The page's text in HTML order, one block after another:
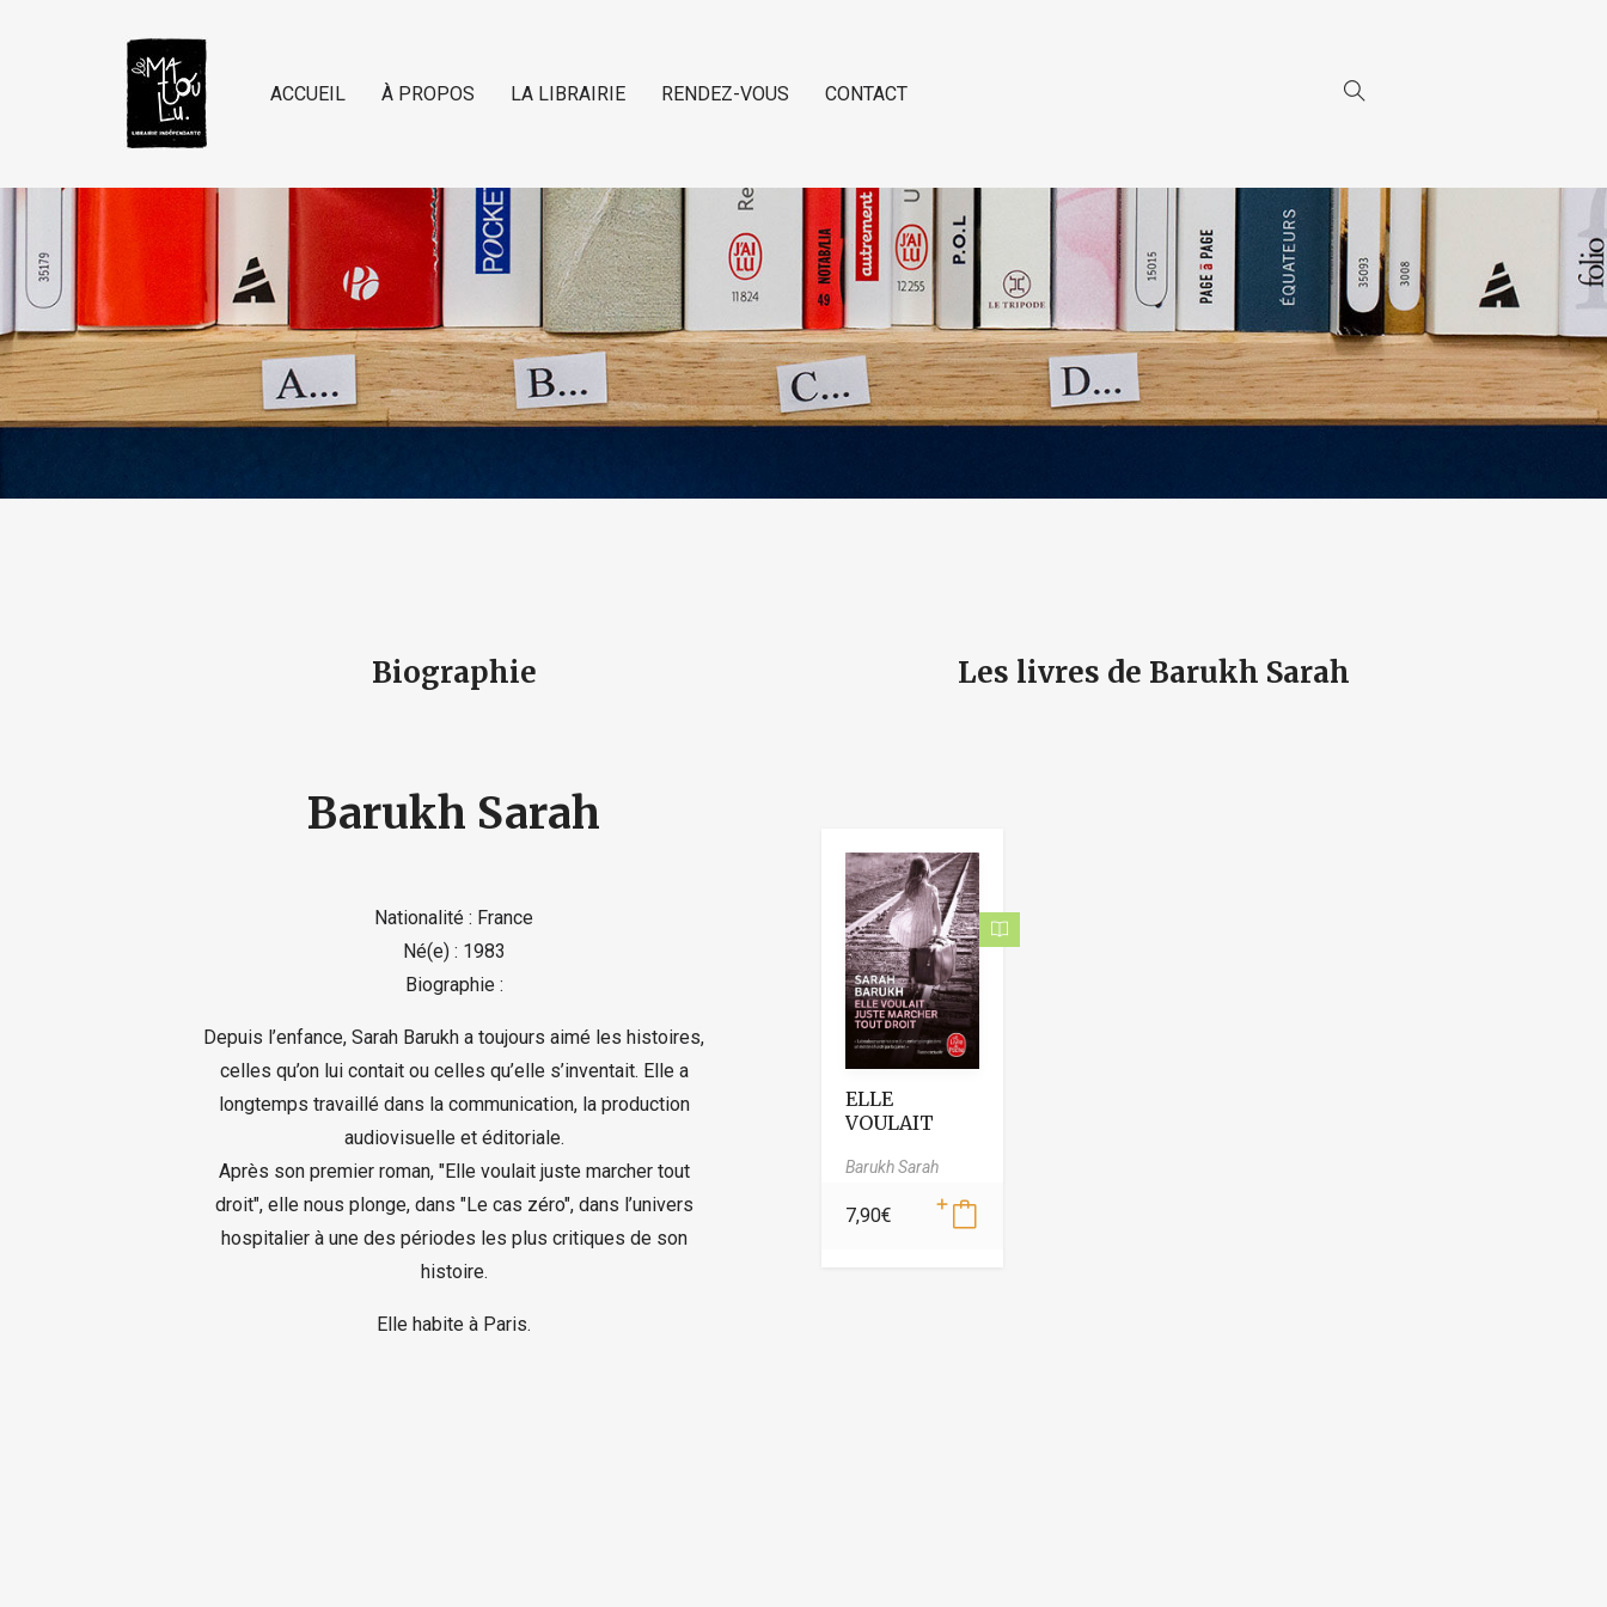
ACCUEIL À PROPOS LA LIBRAIRIE RENDEZ-VOUS CONTACT
Biographie
Barukh Sarah
Nationalité : France
Né(e) : 1983
Biographie :
Depuis l’enfance, Sarah Barukh a toujours aimé les histoires,
celles qu’on lui contait ou celles qu’elle s’inventait. Elle a
longtemps travaillé dans la communication, la production
audiovisuelle et éditoriale.
Après son premier roman, "Elle voulait juste marcher tout
droit", elle nous plonge, dans "Le cas zéro", dans l’univers
hospitalier à une des périodes les plus critiques de son
histoire.
Elle habite à Paris.
Les livres de Barukh Sarah
ELLE
VOULAIT
MARCHER
TOUT DROIT
Barukh Sarah
7,90€